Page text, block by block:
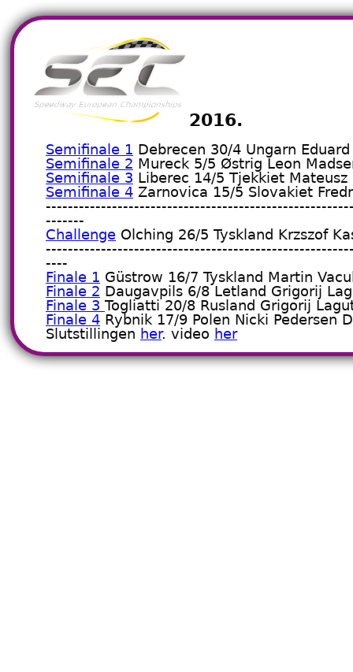
2016.
Semifinale 1 Debrecen 30/4 Ungarn
Semifinale 2 Mureck 5/5 Østrig Leon
Semifinale 3 Liberec 14/5 Tjekkiet Mateusz
Semifinale 4 Zarnovica 15/5 Slovakiet
-------
Challenge Olching 26/5 Tyskland Krzszof
----
Finale 1 Güstrow 16/7 Tyskland Martin
Finale 2 Daugavpils 6/8 Letland Grigorij
Finale 3 Togliatti 20/8 Rusland Grigorij
Finale 4 Rybnik 17/9 Polen Nicki Pedersen
Slutstillingen her. video her